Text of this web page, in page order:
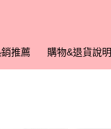
推薦 購物&退貨說明